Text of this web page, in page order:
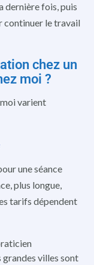
dernière fois, puis
continuer le travail
chez un
moi ?
varient
une séance
plus longue,
tarifs dépendent
villes sont